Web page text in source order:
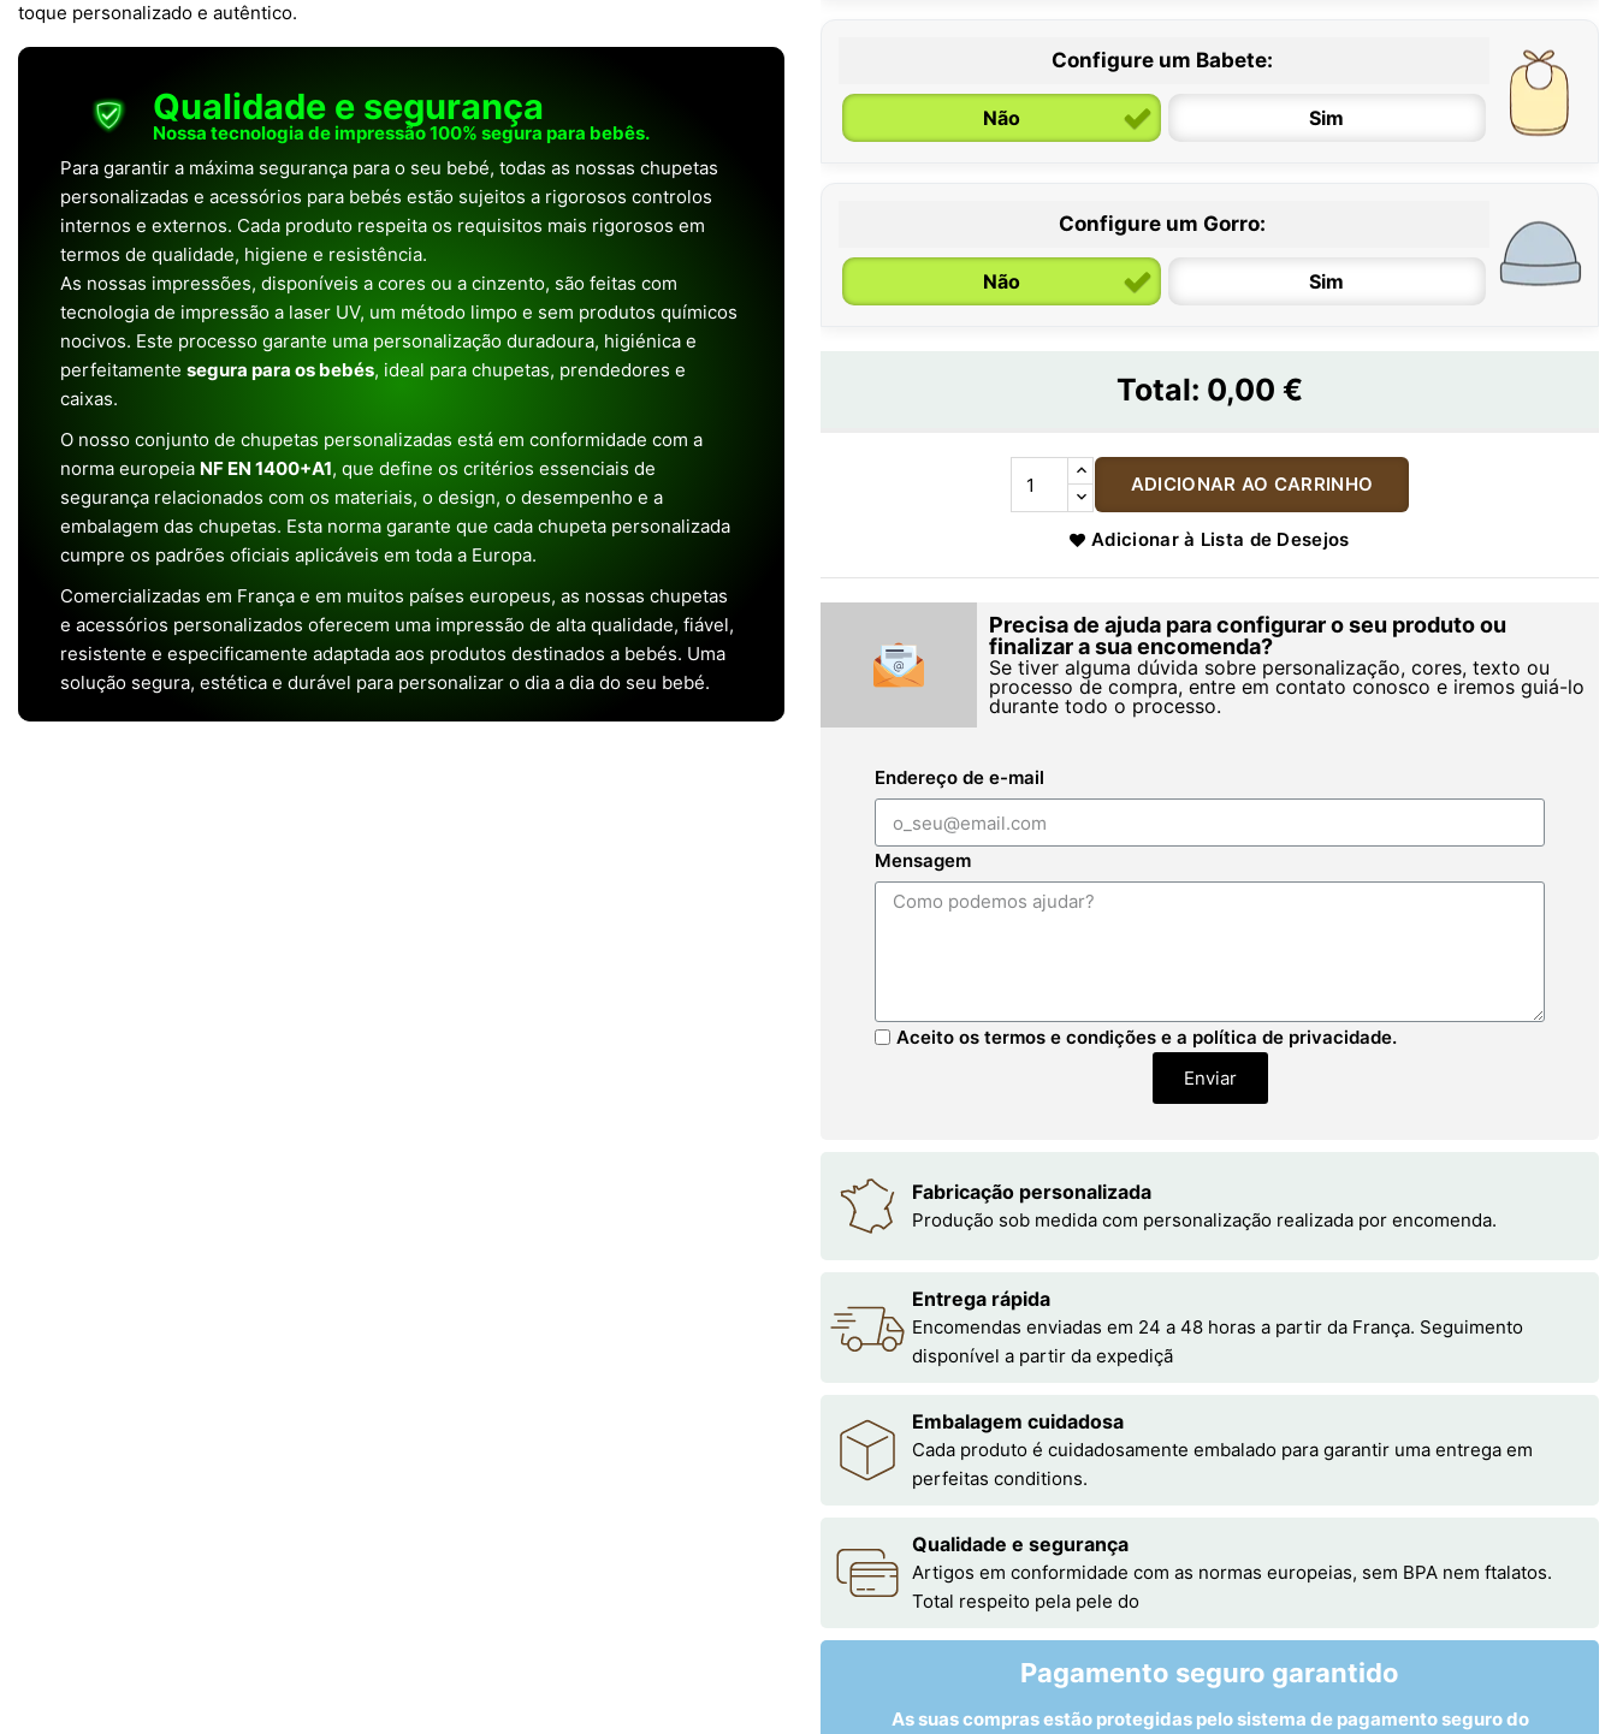
toque personalizado e autêntico.
Qualidade e segurança
Nossa tecnologia de impressão 100% segura para bebês.
Para garantir a máxima segurança para o seu bebé, todas as nossas chupetas
personalizadas e acessórios para bebés estão sujeitos a rigorosos controlos
internos e externos. Cada produto respeita os requisitos mais rigorosos em
termos de qualidade, higiene e resistência.
As nossas impressões, disponíveis a cores ou a cinzento, são feitas com
tecnologia de impressão a laser UV, um método limpo e sem produtos químicos
nocivos. Este processo garante uma personalização duradoura, higiénica e
perfeitamente segura para os bebés, ideal para chupetas, prendedores e
caixas.
O nosso conjunto de chupetas personalizadas está em conformidade com a
norma europeia NF EN 1400+A1, que define os critérios essenciais de
segurança relacionados com os materiais, o design, o desempenho e a
embalagem das chupetas. Esta norma garante que cada chupeta personalizada
cumpre os padrões oficiais aplicáveis em toda a Europa.
Comercializadas em França e em muitos países europeus, as nossas chupetas
e acessórios personalizados oferecem uma impressão de alta qualidade, fiável,
resistente e especificamente adaptada aos produtos destinados a bebés. Uma
solução segura, estética e durável para personalizar o dia a dia do seu bebé.
Configure um Babete:
Não Sim
Configure um Gorro:
Não Sim
Total: 0,00 €
ADICIONAR AO CARRINHO
Adicionar à Lista de Desejos
Precisa de ajuda para configurar o seu produto ou
finalizar a sua encomenda?
Se tiver alguma dúvida sobre personalização, cores, texto ou
processo de compra, entre em contato conosco e iremos guiá-lo
durante todo o processo.
Endereço de e-mail
Mensagem
Aceito os termos e condições e a política de privacidade.
Enviar
Fabricação personalizada
Produção sob medida com personalização realizada por encomenda.
Entrega rápida
Encomendas enviadas em 24 a 48 horas a partir da França. Seguimento
disponível a partir da expediçã
Embalagem cuidadosa
Cada produto é cuidadosamente embalado para garantir uma entrega em
perfeitas conditions.
Qualidade e segurança
Artigos em conformidade com as normas europeias, sem BPA nem ftalatos.
Total respeito pela pele do
Pagamento seguro garantido
As suas compras estão protegidas pelo sistema de pagamento seguro do